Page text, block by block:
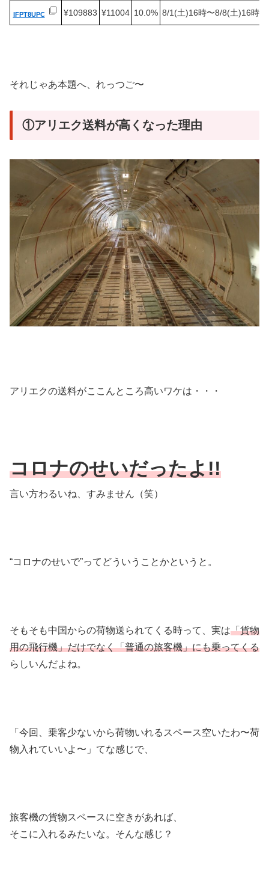
IFPT8UPC ¥109883 ¥11004 10.0% 8/1(土)16時〜8/8(土)16時
それじゃあ本題へ、れっつご〜
①アリエク送料が高くなった理由
アリエクの送料がここんところ高いワケは・・・
コロナのせいだったよ!!
言い方わるいね、すみません（笑）
“コロナのせいで”ってどういうことかというと。
そもそも中国からの荷物送られてくる時って、実は「貨物
用の飛行機」だけでなく「普通の旅客機」にも乗ってくる
らしいんだよね。
「今回、乗客少ないから荷物いれるスペース空いたわ〜荷
物入れていいよ〜」てな感じで、
旅客機の貨物スペースに空きがあれば、
そこに入れるみたいな。そんな感じ？